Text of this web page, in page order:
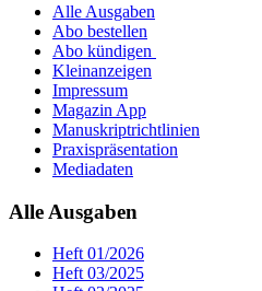
Alle Ausgaben
Abo bestellen
Abo kündigen
Kleinanzeigen
Impressum
Magazin App
Manuskriptrichtlinien
Praxispräsentation
Mediadaten
Alle Ausgaben
Heft 01/2026
Heft 03/2025